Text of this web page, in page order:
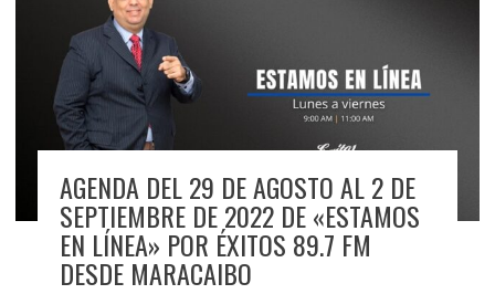
AGENDA DEL 29 DE AGOSTO AL 2 DE
SEPTIEMBRE DE 2022 DE «ESTAMOS
EN LÍNEA» POR ÉXITOS 89.7 FM
DESDE MARACAIBO